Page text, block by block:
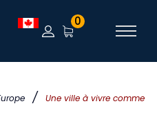
/
Une ville à vivre comme
0